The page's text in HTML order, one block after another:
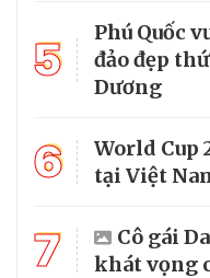
5
Phú Quốc
đảo đẹp
Dương
6
World Cup
tại Việt
7
Cô gái
khát vọng